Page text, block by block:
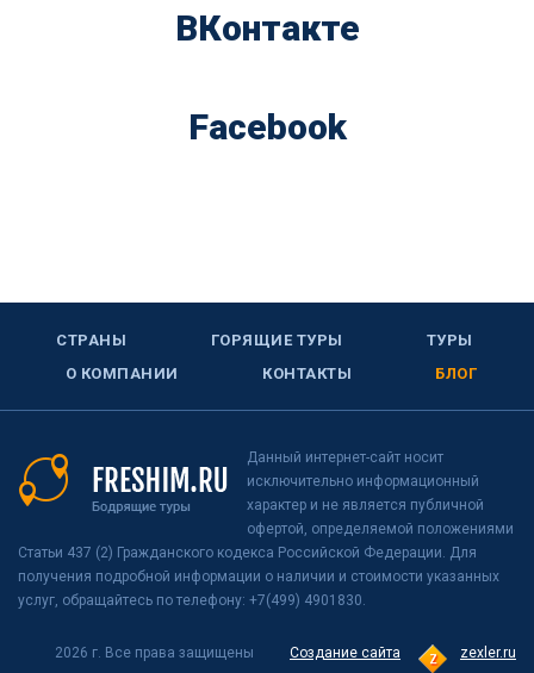
ВКонтакте
Facebook
СТРАНЫ ГОРЯЩИЕ ТУРЫ
ТУРЫ
О КОМПАНИИ
КОНТАКТЫ БЛОГ
Данный интернет-сайт носит
исключительно информационный
характер и не является публичной
офертой, определяемой положениями
Статьи 437 (2) Гражданского кодекса Российской Федерации. Для
получения подробной информации о наличии и стоимости указанных
услуг, обращайтесь по телефону: +7(499) 4901830.
Создание сайта zexler.ru
2026 г. Все права защищены